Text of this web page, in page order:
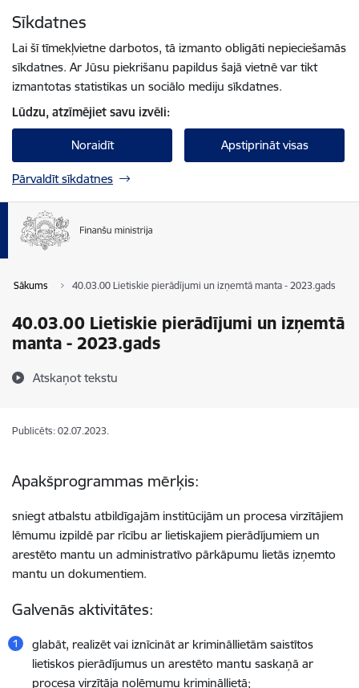
Sīkdatnes
Lai šī tīmekļvietne darbotos, tā izmanto obligāti nepieciešamās
sīkdatnes. Ar Jūsu piekrišanu papildus šajā vietnē var tikt
izmantotas statistikas un sociālo mediju sīkdatnes.
Lūdzu, atzīmējiet savu izvēli:
Noraidīt Apstiprināt visas
Pārvaldīt sīkdatnes
Sākums 40.03.00 Lietiskie pierādījumi un izņemtā manta - 2023.gads
40.03.00 Lietiskie pierādījumi un izņemtā
manta - 2023.gads
Atskaņot tekstu
Publicēts: 02.07.2023.
Apakšprogrammas mērķis:
sniegt atbalstu atbildīgajām institūcijām un procesa virzītājiem
lēmumu izpildē par rīcību ar lietiskajiem pierādījumiem un
arestēto mantu un administratīvo pārkāpumu lietās izņemto
mantu un dokumentiem.
Galvenās aktivitātes:
glabāt, realizēt vai iznīcināt ar krimināllietām saistītos
lietiskos pierādījumus un arestēto mantu saskaņā ar
procesa virzītāja nolēmumu krimināllietā;